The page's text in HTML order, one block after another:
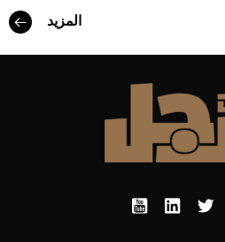
لإطلالة جريئة وعصرية
المزيد